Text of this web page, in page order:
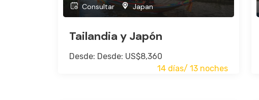
Consultar Japan
Tailandia y Japón
Desde: Desde: US$8,360
14 días/ 13 noches